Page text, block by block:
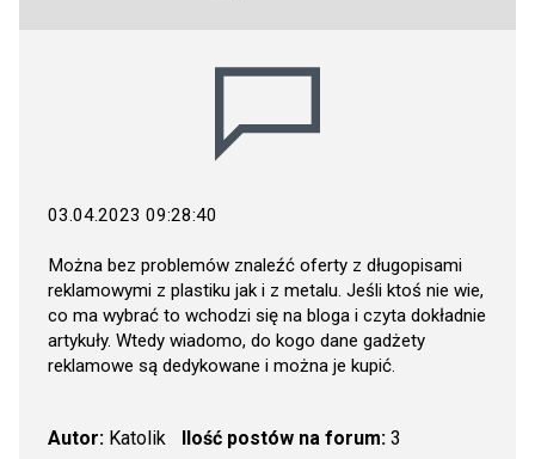
03.04.2023 09:28:40
Można bez problemów znaleźć oferty z długopisami
reklamowymi z plastiku jak i z metalu. Jeśli ktoś nie wie,
co ma wybrać to wchodzi się na bloga i czyta dokładnie
artykuły. Wtedy wiadomo, do kogo dane gadżety
reklamowe są dedykowane i można je kupić.
Autor: Katolik Ilość postów na forum:3